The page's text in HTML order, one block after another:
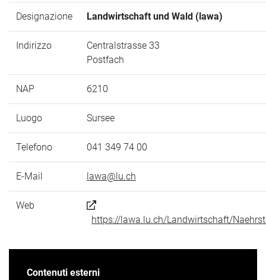
Designazione Landwirtschaft und Wald (lawa)
Indirizzo
Centralstrasse 33
Postfach
NAP 6210
Luogo Sursee
Telefono 041 349 74 00
E-Mail lawa@lu.ch
Web
https://lawa.lu.ch/Landwirtschaft/
Contenuti esterni